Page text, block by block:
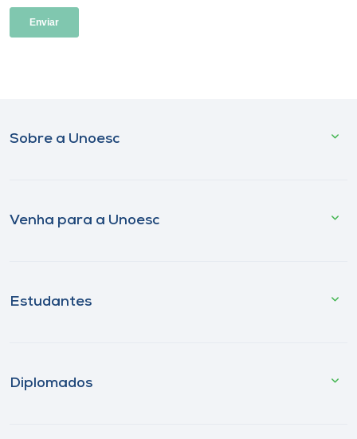
Sobre a Unoesc
Venha para a Unoesc
Estudantes
Diplomados